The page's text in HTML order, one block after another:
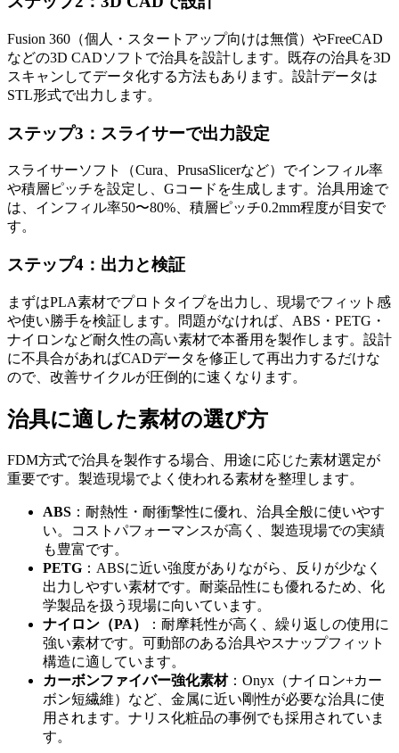
Fusion 360（個人・スタートアップ向けは無償）やFreeCAD
などの3D CADソフトで治具を設計します。既存の治具を3D
スキャンしてデータ化する方法もあります。設計データは
STL形式で出力します。
ステップ3：スライサーで出力設定
スライサーソフト（Cura、PrusaSlicerなど）でインフィル率
や積層ピッチを設定し、Gコードを生成します。治具用途で
は、インフィル率50〜80%、積層ピッチ0.2mm程度が目安で
す。
ステップ4：出力と検証
まずはPLA素材でプロトタイプを出力し、現場でフィット感
や使い勝手を検証します。問題がなければ、ABS・PETG・
ナイロンなど耐久性の高い素材で本番用を製作します。設計
に不具合があればCADデータを修正して再出力するだけな
ので、改善サイクルが圧倒的に速くなります。
治具に適した素材の選び方
FDM方式で治具を製作する場合、用途に応じた素材選定が
重要です。製造現場でよく使われる素材を整理します。
ABS ：耐熱性・耐衝撃性に優れ、治具全般に使いやす
い。コストパフォーマンスが高く、製造現場での実績
も豊富です。
PETG ：ABSに近い強度がありながら、反りが少なく
出力しやすい素材です。耐薬品性にも優れるため、化
学製品を扱う現場に向いています。
ナイロン（PA）
：耐摩耗性が高く、繰り返しの使用に
強い素材です。可動部のある治具やスナップフィット
構造に適しています。
カーボンファイバー強化素材：Onyx（ナイロン+カー
ボン短繊維）など、金属に近い剛性が必要な治具に使
用されます。ナリス化粧品の事例でも採用されていま
す。